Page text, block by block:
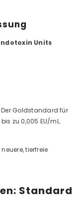
Units
Der Goldstandard für
zu 0,005 EU/mL.
neuere, tierfreie
Standard